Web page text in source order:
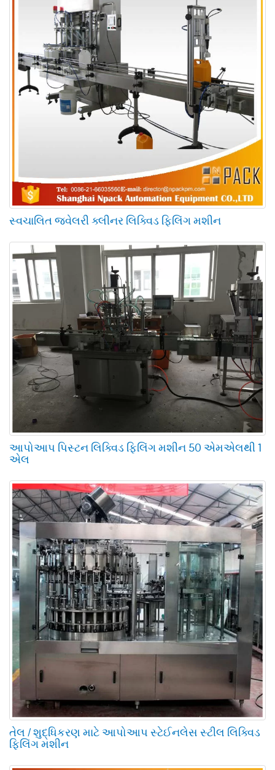
સ્વચાલિત જ્વેલરી ક્લીનર લિક્વિડ ફિલિંગ મશીન
આપોઆપ પિસ્ટન લિક્વિડ ફિલિંગ મશીન 50 એમએલથી 1
એલ
તેલ / શુદ્ધિકરણ માટે આપોઆપ સ્ટેઈનલેસ સ્ટીલ લિક્વિડ
ફિલિંગ મશીન